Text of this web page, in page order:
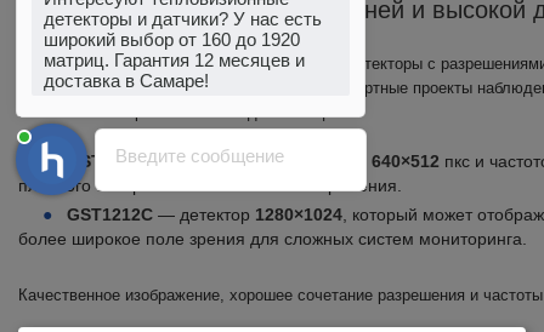
GST— детекторы со средней и высокой
КомпанияGSTпредлагает тепловизионные детекторы с
1280×1024, что позволяет охватить как стандартные проекты
повышенными требованиями к детализации.
GST612C2— модуль с разрешением 640×512 пкс и
плавного отображения теплового изображения.
GST1212C — детектор 1280×1024 , который может
более широкое поле зрения для сложных систем мониторинга.
Качественное изображение, хорошее сочетание разрешения и
Введите сообщение
матриц. Гарантия 12 месяцев и
доставка в Самаре!
Менеджер по оборудованию
печатает...